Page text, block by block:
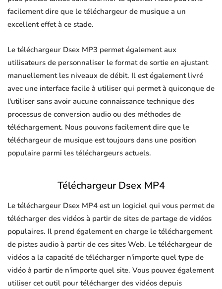
facilement dire que le téléchargeur de musique a un
excellent effet à ce stade.
Le téléchargeur Dsex MP3 permet également aux
utilisateurs de personnaliser le format de sortie en ajustant
manuellement les niveaux de débit. Il est également livré
avec une interface facile à utiliser qui permet à quiconque de
l'utiliser sans avoir aucune connaissance technique des
processus de conversion audio ou des méthodes de
téléchargement. Nous pouvons facilement dire que le
téléchargeur de musique est toujours dans une position
populaire parmi les téléchargeurs actuels.
Téléchargeur Dsex MP4
Le téléchargeur Dsex MP4 est un logiciel qui vous permet de
télécharger des vidéos à partir de sites de partage de vidéos
populaires. Il prend également en charge le téléchargement
de pistes audio à partir de ces sites Web. Le téléchargeur de
vidéos a la capacité de télécharger n'importe quel type de
vidéo à partir de n'importe quel site. Vous pouvez également
utiliser cet outil pour télécharger des vidéos depuis